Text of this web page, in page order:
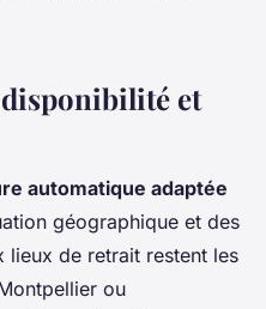
et
automatique adaptée
géographique et des
lieux de retrait restent les
ou